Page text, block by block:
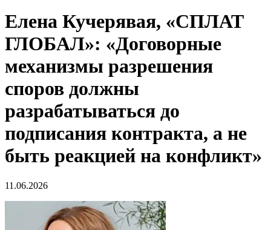
Елена Кучерявая, «СПЛАТ
ГЛОБАЛ»: «Договорные
механизмы разрешения
споров должны
разрабатываться до
подписания контракта, а не
быть реакцией на конфликт»
11.06.2026